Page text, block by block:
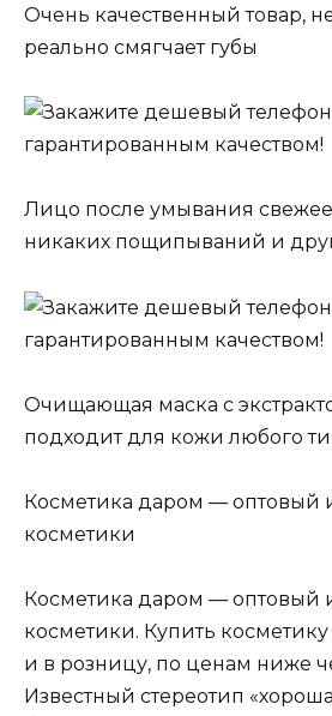
Очень качественный товар,
реально смягчает губы
Лицо после умывания
никаких пощипываний и
Очищающая маска с
подходит для кожи любого
Косметика даром — оптовый
косметики
Косметика даром — оптовый
косметики. Купить
и в розницу, по ценам ниже
Известный стереотип